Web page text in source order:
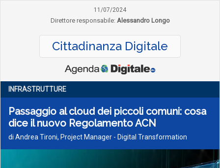
11/07/2024
Direttore responsabile: Alessandro Longo
Cittadinanza Digitale
INFRASTRUTTURE
Passaggio al cloud dei piccoli comuni: cosa
dice il nuovo Regolamento ACN
di Andrea Tironi, Project Manager - Digital Transformation